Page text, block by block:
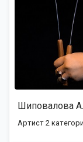
Шиповалова
Артист 2